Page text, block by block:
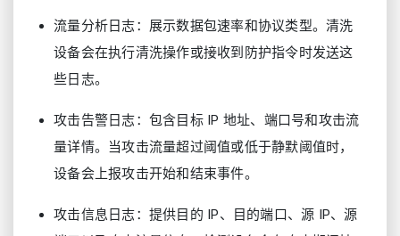
流量分析日志：展示数据包速率和协议类型。清洗
设备会在执行清洗操作或接收到防护指令时发送这
些日志。
攻击告警日志：包含目标 IP 地址、端口号和攻击流
量详情。当攻击流量超过阈值或低于静默阈值时，
设备会上报攻击开始和结束事件。
攻击信息日志：提供目的 IP、目的端口、源 IP、源